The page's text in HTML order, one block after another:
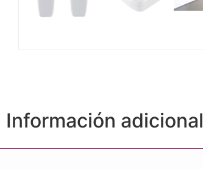
Información adicional